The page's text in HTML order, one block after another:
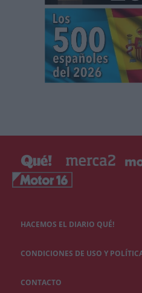
HACEMOS EL DIARIO QUÉ!
CONDICIONES DE USO Y
CONTACTO